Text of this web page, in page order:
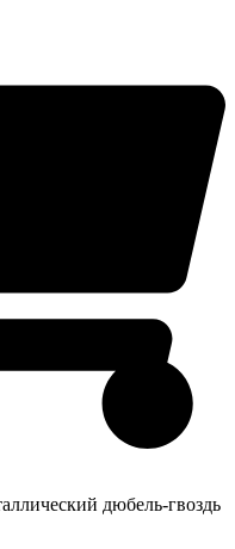
дюбель-гвоздь